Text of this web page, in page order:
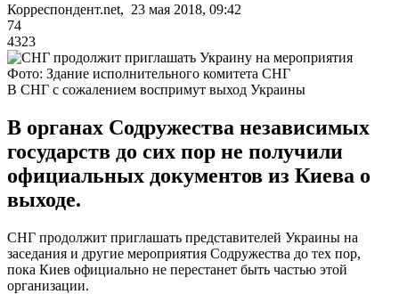
Корреспондент.net, 23 мая 2018, 09:42
74
4323
Фото: Здание исполнительного комитета СНГ
В СНГ с сожалением воспримут выход Украины
В органах Содружества независимых
государств до сих пор не получили
официальных документов из Киева о
выходе.
СНГ продолжит приглашать представителей Украины на
заседания и другие мероприятия Содружества до тех пор,
пока Киев официально не перестанет быть частью этой
организации.